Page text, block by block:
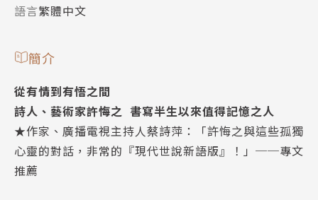
語言繁體中文
簡介
從有情到有悟之間
詩人、藝術家許悔之 書寫半生以來值得記憶之人
★作家、廣播電視主持人蔡詩萍：「許悔之與這些孤獨
心靈的對話，非常的『現代世說新語版』！」──專文
推薦